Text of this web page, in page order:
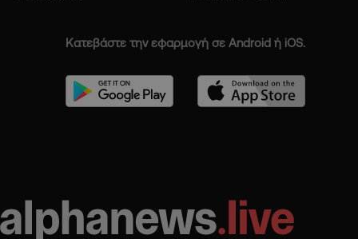
Κατεβάστε την εφαρμογή σε Android ή iOS.